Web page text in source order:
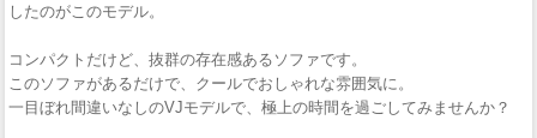
したのがこのモデル。
コンパクトだけど、抜群の存在感あるソファです。
このソファがあるだけで、クールでおしゃれな雰囲気に。
一目ぼれ間違いなしのVJモデルで、極上の時間を過ごしてみませんか？